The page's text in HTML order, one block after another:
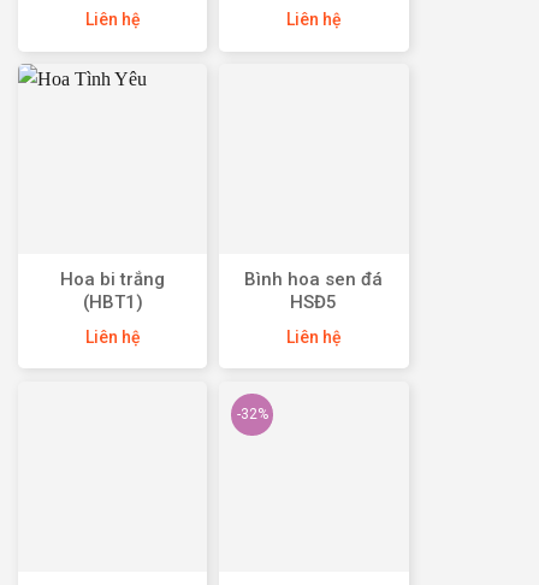
Liên hệ Liên hệ
Hoa bi trắng
(HBT1)
Liên hệ
Bình hoa sen đá
HSĐ5
Liên hệ
-32%